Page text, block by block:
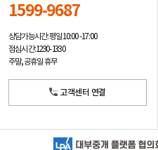
1599-9687
상담가능시간: 평일10:00 -17:00
점심시간: 12:30 - 13:30
주말, 공휴일 휴무
고객센터 연결